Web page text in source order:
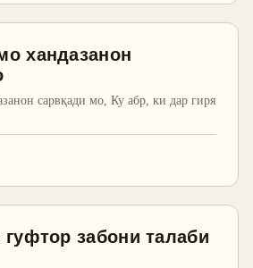
хандазанон
сарвқади мо, Ку абр, ки дар гиря
гуфтор забони талаби